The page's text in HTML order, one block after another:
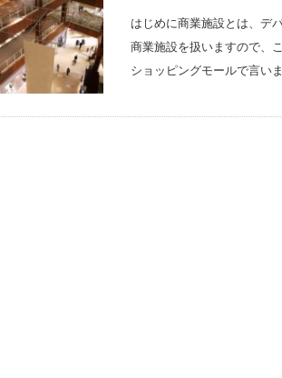
はじめに商業施設とは、デ
商業施設を扱いますので、
ショッピングモールで言い